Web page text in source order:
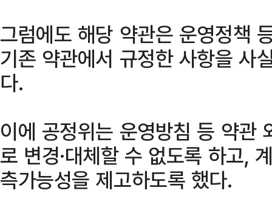
그럼에도 해당 약관은 운영정책
기존 약관에서 규정한 사항을 사
다.
이에 공정위는 운영방침 등 약관
로 변경·대체할 수 없도록 하고,
측가능성을 제고하도록 했다.